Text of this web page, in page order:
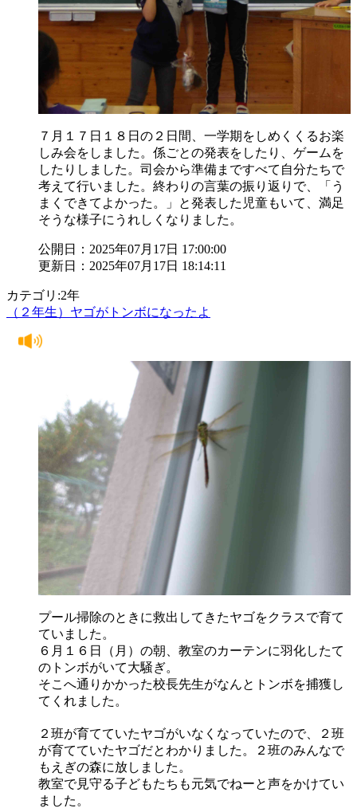
７月１７日１８日の２日間、一学期をしめくくるお楽
しみ会をしました。係ごとの発表をしたり、ゲームを
したりしました。司会から準備まですべて自分たちで
考えて行いました。終わりの言葉の振り返りで、「う
まくできてよかった。」と発表した児童もいて、満足
そうな様子にうれしくなりました。
公開日：2025年07月17日 17:00:00
更新日：2025年07月17日 18:14:11
カテゴリ:2年
（２年生）ヤゴがトンボになったよ
プール掃除のときに救出してきたヤゴをクラスで育て
ていました。
６月１６日（月）の朝、教室のカーテンに羽化したて
のトンボがいて大騒ぎ。
そこへ通りかかった校長先生がなんとトンボを捕獲し
てくれました。
２班が育てていたヤゴがいなくなっていたので、２班
が育てていたヤゴだとわかりました。２班のみんなで
もえぎの森に放しました。
教室で見守る子どもたちも元気でねーと声をかけてい
ました。